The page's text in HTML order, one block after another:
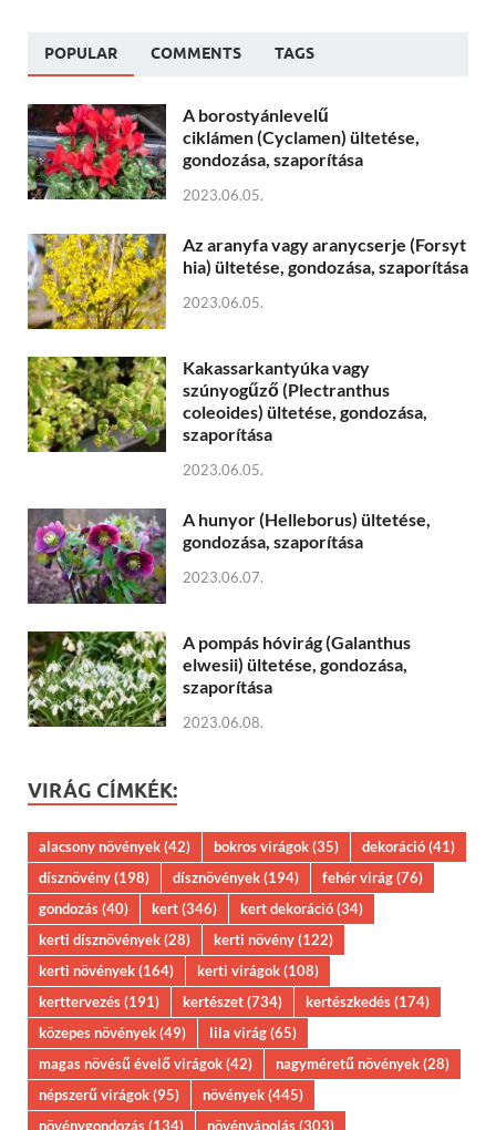
POPULAR COMMENTS TAGS
A borostyánlevelű
ciklámen (Cyclamen) ültetése,
gondozása, szaporítása
2023.06.05.
Az aranyfa vagy aranycserje (Forsyt
hia) ültetése, gondozása, szaporítása
2023.06.05.
Kakassarkantyúka vagy
szúnyogűző (Plectranthus
coleoides) ültetése, gondozása,
szaporítása
2023.06.05.
A hunyor (Helleborus) ültetése,
gondozása, szaporítása
2023.06.07.
A pompás hóvirág (Galanthus
elwesii) ültetése, gondozása,
szaporítása
2023.06.08.
VIRÁG CÍMKÉK:
alacsony növények(42) bokros virágok(35) dekoráció(41)
dísznövény(198) dísznövények(194) fehér virág(76)
gondozás(40) kert(346) kert dekoráció(34)
kerti dísznövények(28) kerti növény(122)
kerti növények(164) kerti virágok(108)
kerttervezés(191) kertészet(734) kertészkedés(174)
közepes növények(49) lila virág(65)
magas növésű évelő virágok(42) nagyméretű növények(28)
népszerű virágok(95) növények(445)
növénygondozás(134) növényápolás(303)